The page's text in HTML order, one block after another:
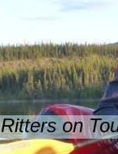
Ritters on